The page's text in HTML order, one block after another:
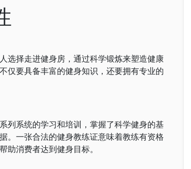
择走进健身房，通过科学锻炼来塑造健康
仅要具备丰富的健身知识，还要拥有专业的
系统的学习和培训，掌握了科学健身的基
。一张合法的健身教练证意味着教练有资格
消费者达到健身目标。